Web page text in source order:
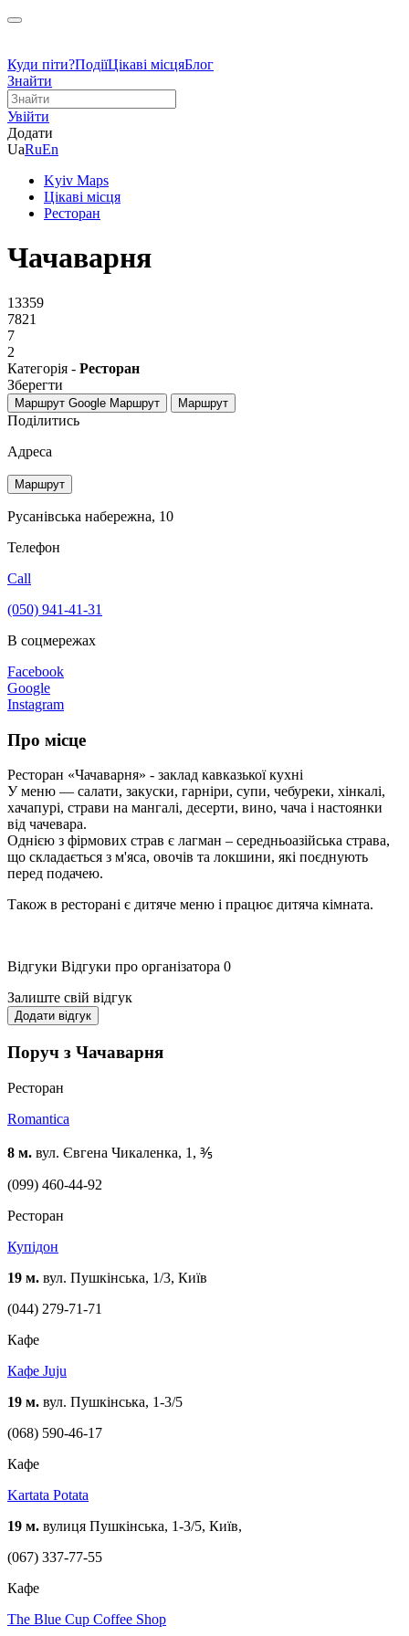
Куди піти?ПодіїЦікаві місцяБлог
Знайти
Увійти
Додати
UaRuEn
Kyiv Maps
Цікаві місця
Ресторан
Чачаварня
13359
7821
7
2
Категорія - Ресторан
Зберегти
Маршрут Google Маршрут Маршрут
Поділитись
Адреса
Маршрут
Русанівська набережна, 10
Телефон
Call
(050) 941-41-31
В соцмережах
Facebook
Google
Instagram
Про місце
Ресторан «Чачаварня» - заклад кавказької кухні
У меню — салати, закуски, гарніри, супи, чебуреки, хінкалі,
хачапурі, страви на мангалі, десерти, вино, чача і настоянки
від чачевара.
Однією з фірмових страв є лагман – середньоазійська страва,
що складається з м'яса, овочів та локшини, які поєднують
перед подачею.
Також в ресторані є дитяче меню і працює дитяча кімната.
Відгуки Відгуки про організатора 0
Залиште свій відгук
Додати відгук
Поруч з Чачаварня
Ресторан
Romantica
8 м. вул. Євгена Чикаленка, 1, ⅗
(099) 460-44-92
Ресторан
Купідон
19 м. вул. Пушкінська, 1/3, Київ
(044) 279-71-71
Кафе
Кафе Juju
19 м. вул. Пушкінська, 1-3/5
(068) 590-46-17
Кафе
Kartata Potata
19 м. вулиця Пушкінська, 1-3/5, Київ,
(067) 337-77-55
Кафе
The Blue Cup Coffee Shop